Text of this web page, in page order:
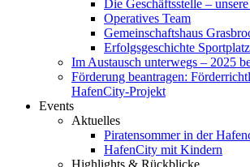
Die Geschäftsstelle –
Operatives Team
Gemeinschaftshaus
Erfolgsgeschichte
Im Austausch unterwegs – 2025
Förderung beantragen:
HafenCity-Projekt
Events
Aktuelles
Piratensommer in der
HafenCity mit Kindern
Highlights & Rückblicke